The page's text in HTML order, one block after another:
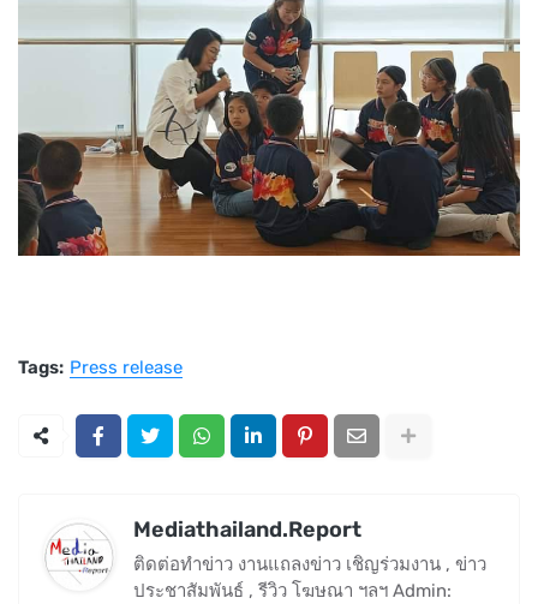
Tags: Press release
Mediathailand.Report
ติดต่อทำข่าว งานแถลงข่าว เชิญร่วมงาน , ข่าว
ประชาสัมพันธ์ , รีวิว โฆษณา ฯลฯ Admin: